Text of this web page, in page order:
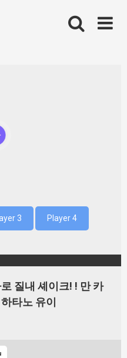
3 Player 4
질내 셰이크! ! 만 카
타노 유이